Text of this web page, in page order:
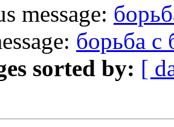
message:
борьба с
sorted by: [